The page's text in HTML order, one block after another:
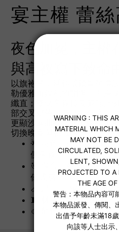
宴主權 蕾
夜色加冕，主
與高衩寫下致命
以旗袍領型延伸成鎖骨頸環
勒優雅而銳利的開場。主身
纖直；雙側高衩拉長腿部比
部交叉綁帶可微調貼合度，
更顯沙漏曲線。聚酯纖維柔
切換晚宴與私域場景，將性
🌟 特色：中式立領鎖
側高衩
🎯 場合：夜間派對、
儀式感
📏 尺寸：均碼（建議
🧵 材質：聚酯纖維
🎨 顏色：經典黑、酒紅